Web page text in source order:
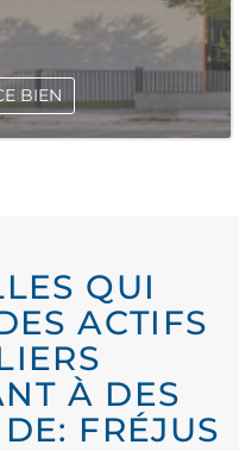
BIEN
QUI
ACTIFS
À DES
FRÉJUS